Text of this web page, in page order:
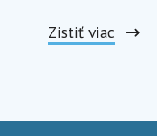
Zistiť viac